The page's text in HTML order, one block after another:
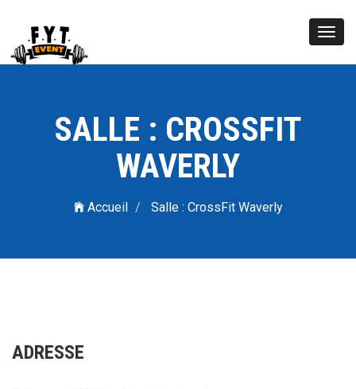
SALLE : CROSSFIT
WAVERLY
Accueil Salle : CrossFit Waverly
ADRESSE